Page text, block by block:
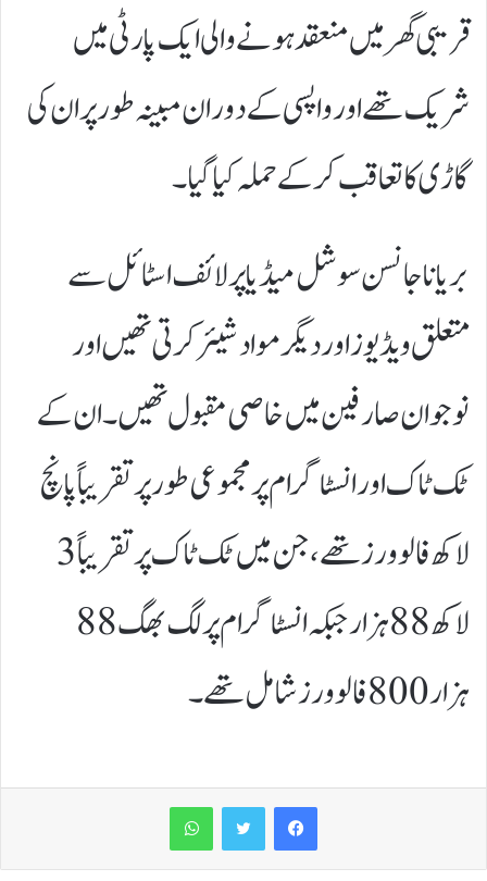
قریبی گھر میں منعقد ہونے والی ایک پارٹی میں
شریک تھے اور واپسی کے دوران مبینہ طور پر ان کی
گاڑی کا تعاقب کر کے حملہ کیا گیا۔
بریانا جانسن سوشل میڈیا پر لائف اسٹائل سے
متعلق ویڈیوز اور دیگر مواد شیئر کرتی تھیں اور
نوجوان صارفین میں خاصی مقبول تھیں۔ ان کے
ٹک ٹاک اور انسٹاگرام پر مجموعی طور پر تقریباً پانچ
لاکھ فالوورز تھے، جن میں ٹک ٹاک پر تقریباً 3
لاکھ 88 ہزار جبکہ انسٹاگرام پر لگ بھگ 88
ہزار 800 فالوورز شامل تھے۔
WhatsApp